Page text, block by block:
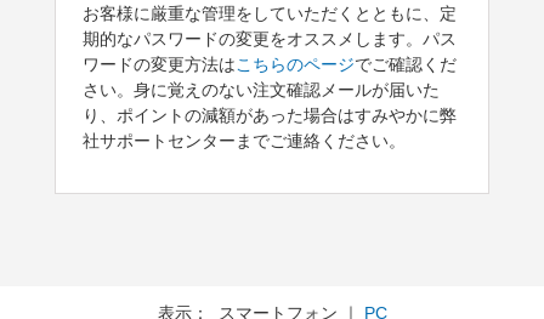
お客様に厳重な管理をしていただくとともに、定
期的なパスワードの変更をオススメします。パス
ワードの変更方法はこちらのページでご確認くだ
さい。身に覚えのない注文確認メールが届いた
り、ポイントの減額があった場合はすみやかに弊
社サポートセンターまでご連絡ください。
表示： スマートフォン ｜ PC